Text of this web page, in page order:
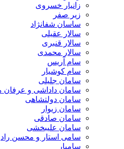
زانیار خسروی
زیر صفر
ساسان شفانژاد
سالار عقیلی
سالار قنبری
سالار محمدی
سام آریس
سام کوشیار
سامان جلیلی
سامان داداشی و عرفان محمدزاده
سامان دولتشاهی
سامان زیوار
سامان صادقی
سامان علیبخشی
سامی استار و محسن راد
سامیار